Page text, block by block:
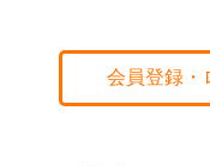
会員登録・